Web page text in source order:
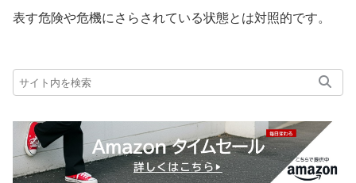
表す危険や危機にさらされている状態とは対照的です。